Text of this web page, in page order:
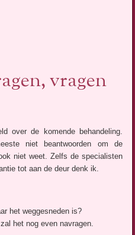
vragen
over de komende behandeling.
niet beantwoorden om de
niet weet. Zelfs de specialisten
tot aan de deur denk ik.
het weggesneden is?
het nog even navragen.